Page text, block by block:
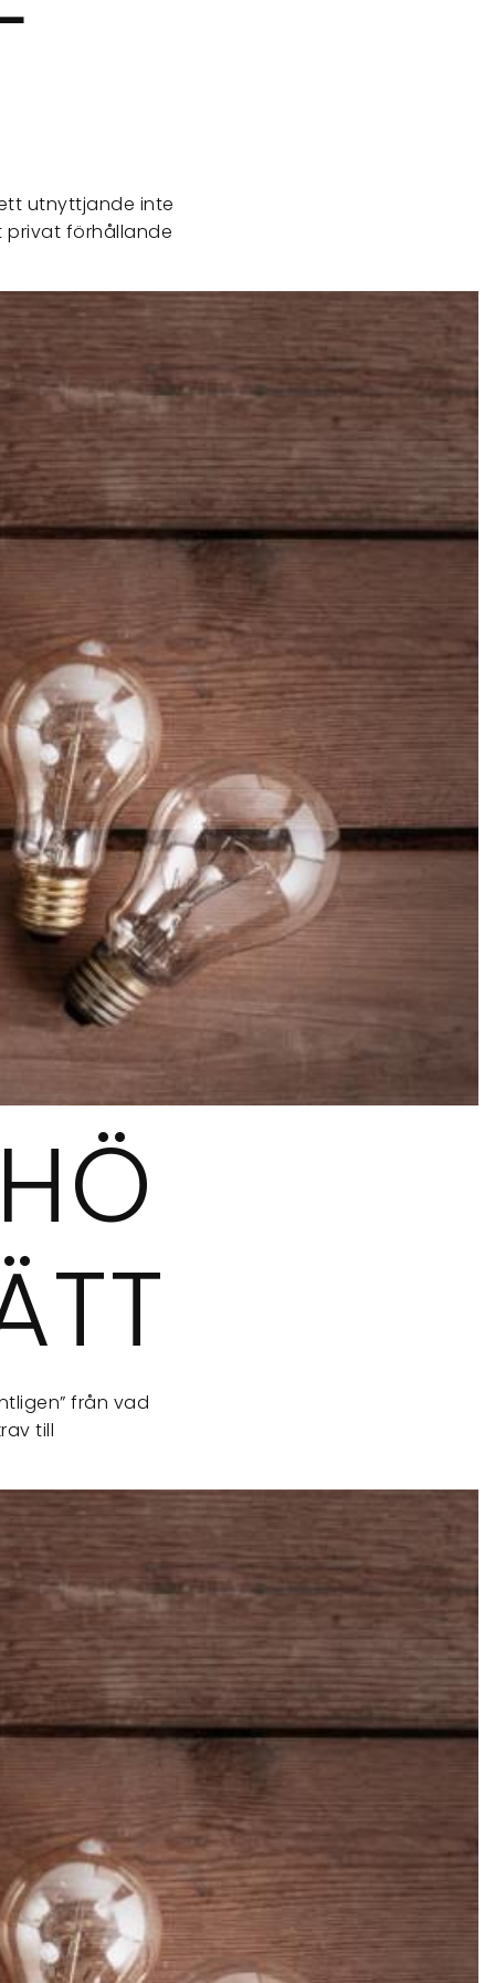
utnyttjande inte
privat förhållande
från vad
till